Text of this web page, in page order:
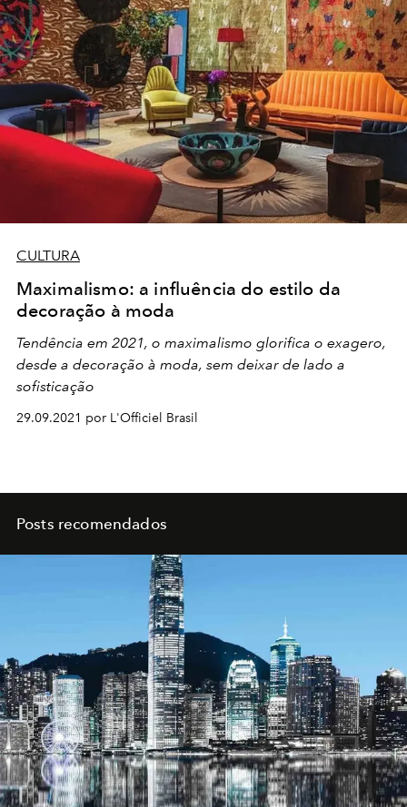
CULTURA
Maximalismo: a influência do estilo da
decoração à moda
Tendência em 2021, o maximalismo glorifica o exagero,
desde a decoração à moda, sem deixar de lado a
sofisticação
29.09.2021 por L'Officiel Brasil
Posts recomendados